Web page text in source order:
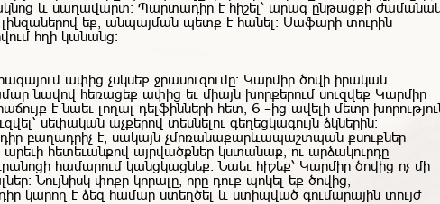
և սաղավարտ։ Պարտադիր է հիշել՝ արագ ընթացքի
լինզաներով եք, անպայման պետք է հանել: Սաֆարի տուրին
հղի կանանց:
ափից չսկսեք ջրասուզումը։ Կարմիր ծովի իրական
նավով հեռացեք ափից եւ միայն խորքերում սուզվեք Կարմիր
է նաեւ լողալ դելֆինների հետ, 6 –ից ավելի մետր
սեփական աչքերով տեսնելու գեղեցկագույն ձկներին:
բաղադրիչ է, սակայն չմոռանաքարևապաշտպան քսուքներ
արեւի հետեւանքով այրվածքներ կստանաք, ու արձակուրդը
համարում կանցկացնեք: Նաեւ հիշեք՝ Կարմիր ծովից ոչ մի
Նույնիսկ փոքր կորալը, որը դուք պոկել եք ծովից,
կարող է ձեզ համար ստեղծել և ստիպված գումարային տույժ